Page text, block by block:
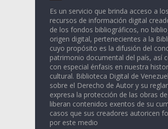
Es un servicio que brinda acceso a
recursos de información digital
de los fondos bibliográficos, no
origen digital, pertenecientes a la
cuyo propósito es la difusión del
patrimonio documental del país, así
con especial énfasis en nuestra
cultural. Biblioteca Digital de
sobre el Derecho de Autor y su
expresa la protección de las obras
liberan contenidos exentos de su
casos que sus creadores autoricen
por este medio